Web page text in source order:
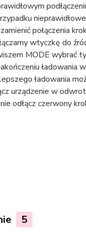
połączenia
wtyczkę do
MODE wybrać
ładowania
ładowania
urządzenie w
odłącz czerwony
5